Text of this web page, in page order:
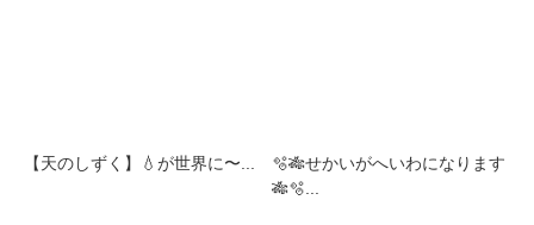
【天のしずく】💧が世界に〜...
🫧🎋せかいがへいわになります
🎋🫧...